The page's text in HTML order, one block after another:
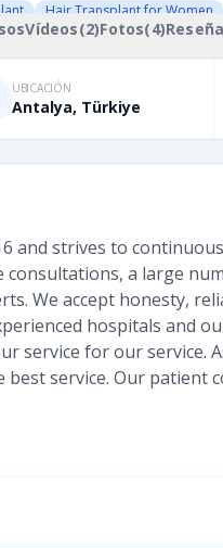
Hair Transplant for Women
Vídeos(2)Fotos(4)
UBICACIÓN
Antalya, Türkiye
and strives to
a large
We accept honesty,
hospitals and
service for our service.
service. Our patient
Russian and Arabic.